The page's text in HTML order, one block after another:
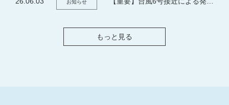
お知らせ
もっと見る